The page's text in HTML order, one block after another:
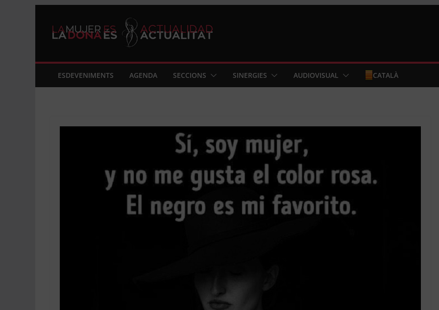
content
ESDEVENIMENTS AGENDA SECCIONS SINERGIES AUDIOVISUAL CATALÀ